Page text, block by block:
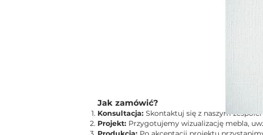
Jak zamówić?
Konsultacja: Skontaktuj się z naszym
Projekt: Przygotujemy wizualizację mebla,